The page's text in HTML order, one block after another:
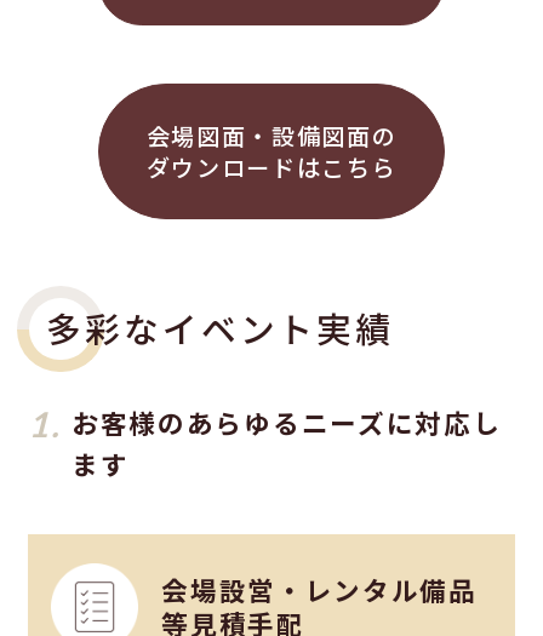
会場図面・設備図面の
ダウンロードはこちら
多彩なイベント実績
1. お客様のあらゆるニーズに対応し
ます
会場設営・レンタル備品
等見積手配